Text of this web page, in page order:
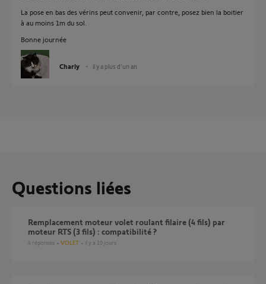
La pose en bas des vérins peut convenir, par contre, posez bien la boitier
à au moins 1m du sol.
Bonne journée
Charly il y a plus d'un an
Questions liées
Remplacement moteur volet roulant filaire (4 fils) par
moteur RTS (3 fils) : compatibilité ?
4 réponses VOLET il y a 10 jours